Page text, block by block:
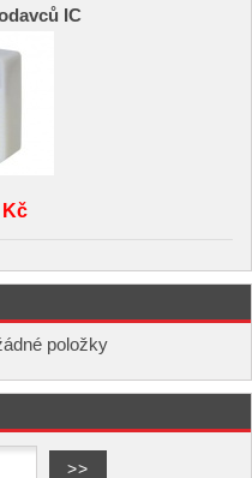
IC
Kč
položky